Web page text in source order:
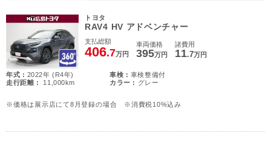
トヨタ
RAV4 HV アドベンチャー
支払総額
406.7万円
車両価格
395万円
諸費用
11.7万円
年式 : 2022年 (R4年) 車検 : 車検整備付
走行距離 :
11,000km カラー : グレー
※価格は展示店にて8月登録の場合 ※消費税10%込み